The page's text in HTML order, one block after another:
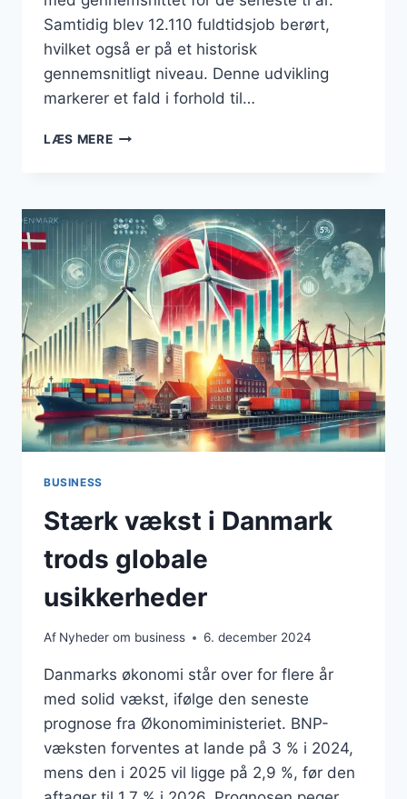
Samtidig blev 12.110 fuldtidsjob berørt,
hvilket også er på et historisk
gennemsnitligt niveau. Denne udvikling
markerer et fald i forhold til…
LÆS MEREKONKURSER
ET
GENNEMSNITLIGT
ÅR
BUSINESS
Stærk vækst i Danmark
trods globale
usikkerheder
Af Nyheder om business 6. december 2024
Danmarks økonomi står over for flere år
med solid vækst, ifølge den seneste
prognose fra Økonomiministeriet. BNP-
væksten forventes at lande på 3 % i 2024,
mens den i 2025 vil ligge på 2,9 %, før den